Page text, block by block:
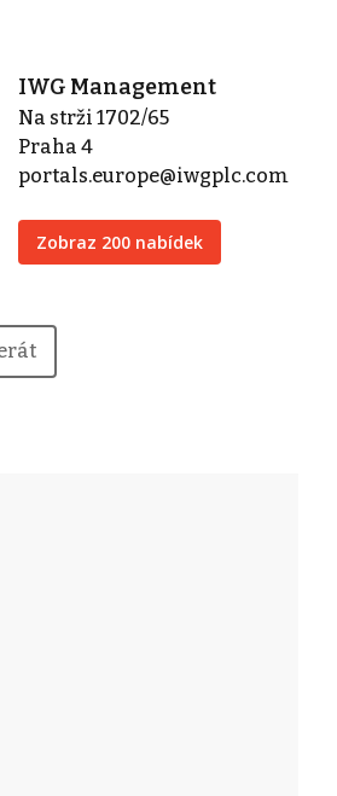
IWG Management
Na strži 1702/65
Praha 4
portals.europe@iwgplc.com
Zobraz 200 nabídek